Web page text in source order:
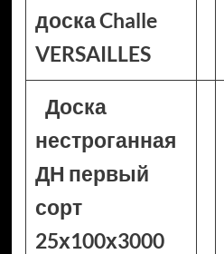
доска Challe
VERSAILLES
Доска
нестроганная
ДН первый
сорт
25х100х3000